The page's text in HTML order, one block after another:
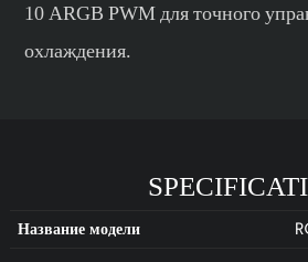
10 ARGB PWM для точного
охлаждения.
Название модели